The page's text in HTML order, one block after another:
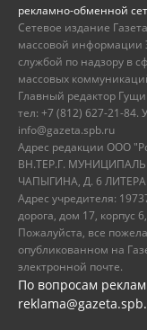
рекламно-обменной
Сетевое издание
массовой
службой по надзору в
массовых
Главный редактор
тел: +7 (812) 627-21-
info@gazeta.spb.ru
Адрес редакции ООО
ВН.ТЕР.Г.
ЧАПЫГИНА, Д. 6
Адрес учредителя:
дорога, дом 17, корпус
Пожалуйста, все
опубликованном на
электронной почте.
По вопросам